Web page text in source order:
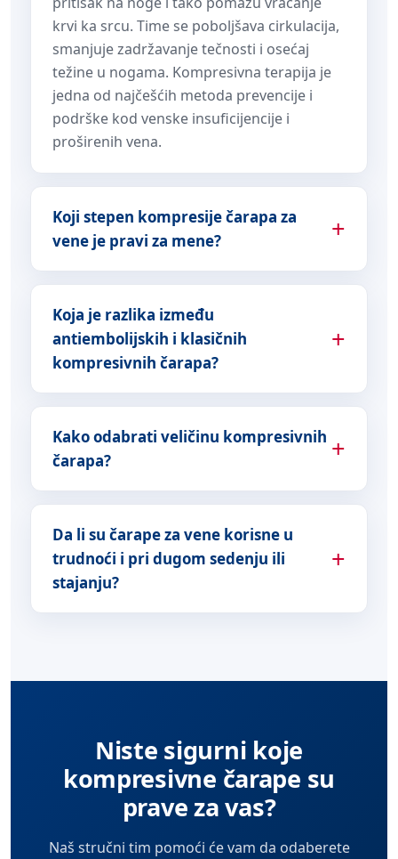
krvi ka srcu. Time se poboljšava cirkulacija,
smanjuje zadržavanje tečnosti i osećaj
težine u nogama. Kompresivna terapija je
jedna od najčešćih metoda prevencije i
podrške kod venske insuficijencije i
proširenih vena.
Koji stepen kompresije čarapa za
vene je pravi za mene?
Koja je razlika između
antiembolijskih i klasičnih
kompresivnih čarapa?
Kako odabrati veličinu kompresivnih
čarapa?
Da li su čarape za vene korisne u
trudnoći i pri dugom sedenju ili
stajanju?
Niste sigurni koje
kompresivne čarape su
prave za vas?
Naš stručni tim pomoći će vam da odaberete